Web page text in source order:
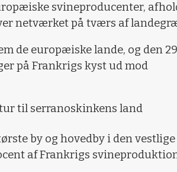
svineproducenter,
netværket på tværs af
de europæiske lande, og den
på Frankrigs kyst ud mod
til serranoskinkens land
by og hovedby i den
af Frankrigs